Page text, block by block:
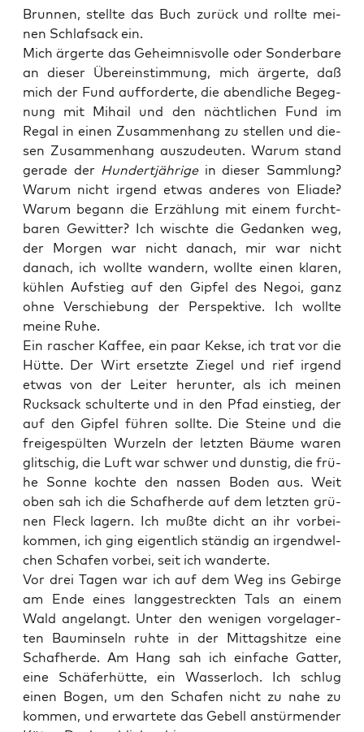
Brun­nen, stell­te das Buch zurück und roll­te mei­
nen Schlaf­sack ein.
Mich ärger­te das Geheim­nis­vol­le oder Son­der­ba­re
an die­ser Über­ein­stim­mung, mich ärger­te, daß
mich der Fund auf­for­der­te, die abend­li­che Begeg­
nung mit Mihail und den nächt­li­chen Fund im
Regal in einen Zusam­men­hang zu stel­len und die­
sen Zusam­men­hang aus­zu­deu­ten. War­um stand
gera­de der Hun­dert­jäh­ri­gein die­ser Samm­lung?
War­um nicht irgend etwas ande­res von Elia­de?
War­um begann die Erzäh­lung mit einem furcht­
ba­ren Gewit­ter? Ich wisch­te die Gedan­ken weg,
der Mor­gen war nicht danach, mir war nicht
danach, ich woll­te wan­dern, woll­te einen kla­ren,
küh­len Auf­stieg auf den Gip­fel des Negoi, ganz
ohne Ver­schie­bung der Per­spek­ti­ve. Ich woll­te
mei­ne Ruhe.
Ein rascher Kaf­fee, ein paar Kek­se, ich trat vor die
Hüt­te. Der Wirt ersetz­te Zie­gel und rief irgend
etwas von der Lei­ter her­un­ter, als ich mei­nen
Ruck­sack schul­ter­te und in den Pfad ein­stieg, der
auf den Gip­fel füh­ren soll­te. Die Stei­ne und die
frei­ge­spül­ten Wur­zeln der letz­ten Bäu­me waren
glit­schig, die Luft war schwer und duns­tig, die frü­
he Son­ne koch­te den nas­sen Boden aus. Weit
oben sah ich die Schaf­her­de auf dem letz­ten grü­
nen Fleck lagern. Ich muß­te dicht an ihr vor­bei­
kom­men, ich ging eigent­lich stän­dig an irgend­wel­
chen Scha­fen vor­bei, seit ich wanderte.
Vor drei Tagen war ich auf dem Weg ins Gebir­ge
am Ende eines lang­ge­streck­ten Tals an einem
Wald ange­langt. Unter den weni­gen vor­ge­la­ger­
ten Baum­in­seln ruh­te in der Mit­tags­hit­ze eine
Schaf­her­de. Am Hang sah ich ein­fa­che Gat­ter,
eine Schä­fer­hüt­te, ein Was­ser­loch. Ich schlug
einen Bogen, um den Scha­fen nicht zu nahe zu
kom­men, und erwar­te­te das Gebell anstür­men­der